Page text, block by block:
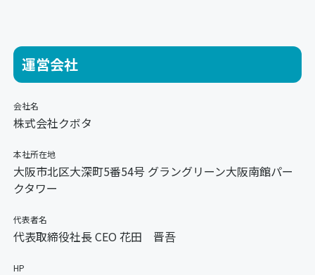
運営会社
会社名
株式会社クボタ
本社所在地
大阪市北区大深町5番54号 グラングリーン大阪南館パー
クタワー
代表者名
代表取締役社長 CEO 花田 晋吾
HP